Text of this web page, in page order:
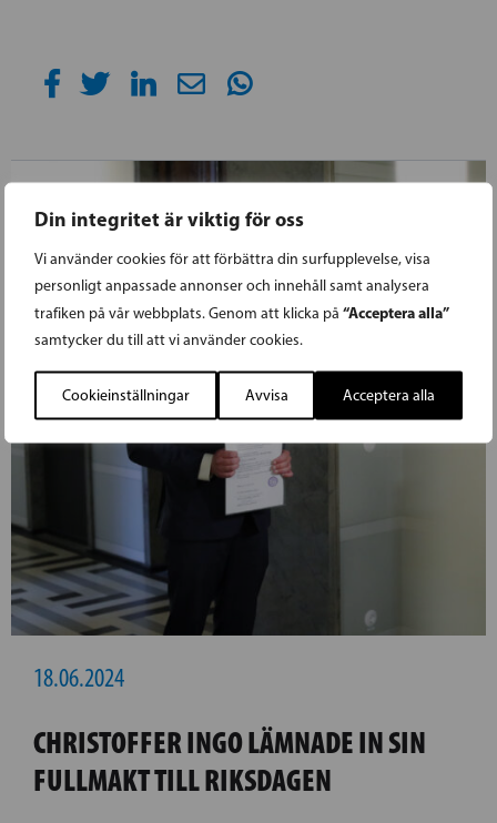
Din integritet är viktig för oss
Vi använder cookies för att förbättra din surfupplevelse, visa
personligt anpassade annonser och innehåll samt analysera
trafiken på vår webbplats. Genom att klicka på “Acceptera alla”
samtycker du till att vi använder cookies.
Cookieinställningar Avvisa Acceptera alla
18.06.2024
CHRISTOFFER INGO LÄMNADE IN SIN
FULLMAKT TILL RIKSDAGEN